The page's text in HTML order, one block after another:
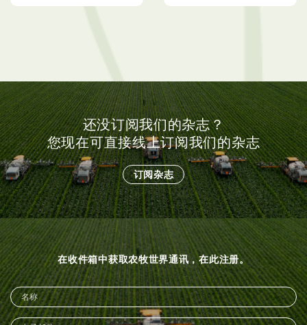
还没订阅我们的杂志？
您现在可直接线上订阅我们的杂志
订阅杂志
在收件箱中获取农牧世界通讯，在此注册。